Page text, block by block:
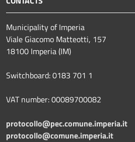
Municipality of Imperia
Viale Giacomo Matteotti, 157
18100 Imperia (IM)
Switchboard: 0183 701 1
VAT number: 00089700082
protocollo@pec.comune.imperia.it
protocollo@comune.imperia.it